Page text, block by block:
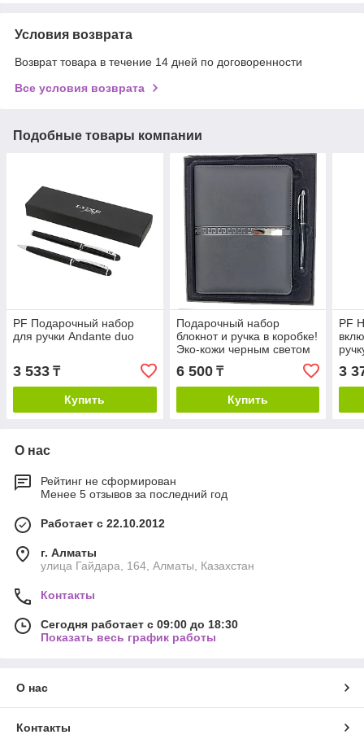
Условия возврата
Возврат товара в течение 14 дней по договоренности
Все условия возврата
Подобные товары компании
PF Подарочный набор
для ручки Andante duo
3 533 ₸
Купить
Подарочный набор
блокнот и ручка в коробке!
Эко-кожи черным светом
6 500₸
Купить
PF
3
О нас
Рейтинг не сформирован
Менее 5 отзывов за последний год
Работает с 22.10.2012
г. Алматы
улица Гайдара, 164, Алматы, Казахстан
Контакты
Сегодня работает с 09:00 до 18:30
Показать весь график работы
О нас
Контакты